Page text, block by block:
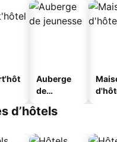
Auberge
de
d’hôtels